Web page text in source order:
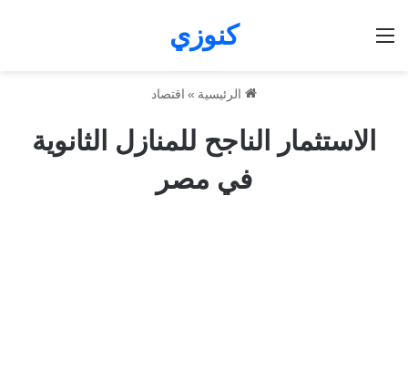
كنوزي
الرئيسية » اقتصاد
الاستثمار الناجح للمنازل الثانوية
في مصر